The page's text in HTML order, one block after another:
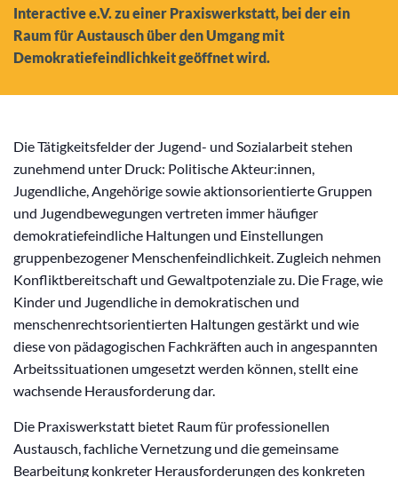
Interactive e.V. zu einer Praxiswerkstatt, bei der ein
Raum für Austausch über den Umgang mit
Demokratiefeindlichkeit geöffnet wird.
Die Tätigkeitsfelder der Jugend- und Sozialarbeit stehen
zunehmend unter Druck: Politische Akteur:innen,
Jugendliche, Angehörige sowie aktionsorientierte Gruppen
und Jugendbewegungen vertreten immer häufiger
demokratiefeindliche Haltungen und Einstellungen
gruppenbezogener Menschenfeindlichkeit. Zugleich nehmen
Konfliktbereitschaft und Gewaltpotenziale zu. Die Frage, wie
Kinder und Jugendliche in demokratischen und
menschenrechtsorientierten Haltungen gestärkt und wie
diese von pädagogischen Fachkräften auch in angespannten
Arbeitssituationen umgesetzt werden können, stellt eine
wachsende Herausforderung dar.
Die Praxiswerkstatt bietet Raum für professionellen
Austausch, fachliche Vernetzung und die gemeinsame
Bearbeitung konkreter Herausforderungen des konkreten